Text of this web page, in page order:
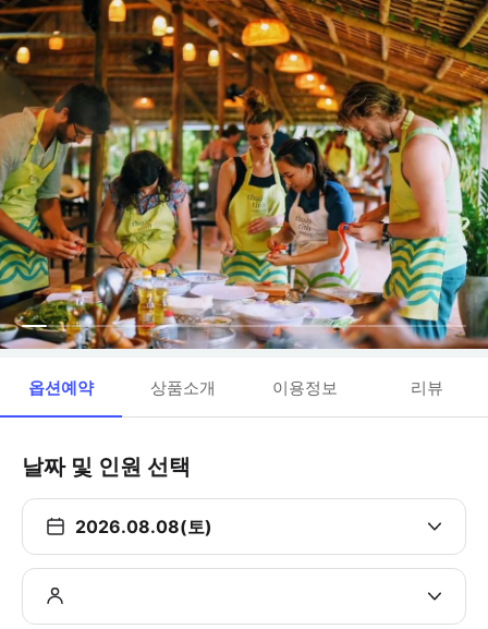
옵션예약 상품소개 이용정보 리뷰
날짜 및 인원 선택
2026.08.08(토)